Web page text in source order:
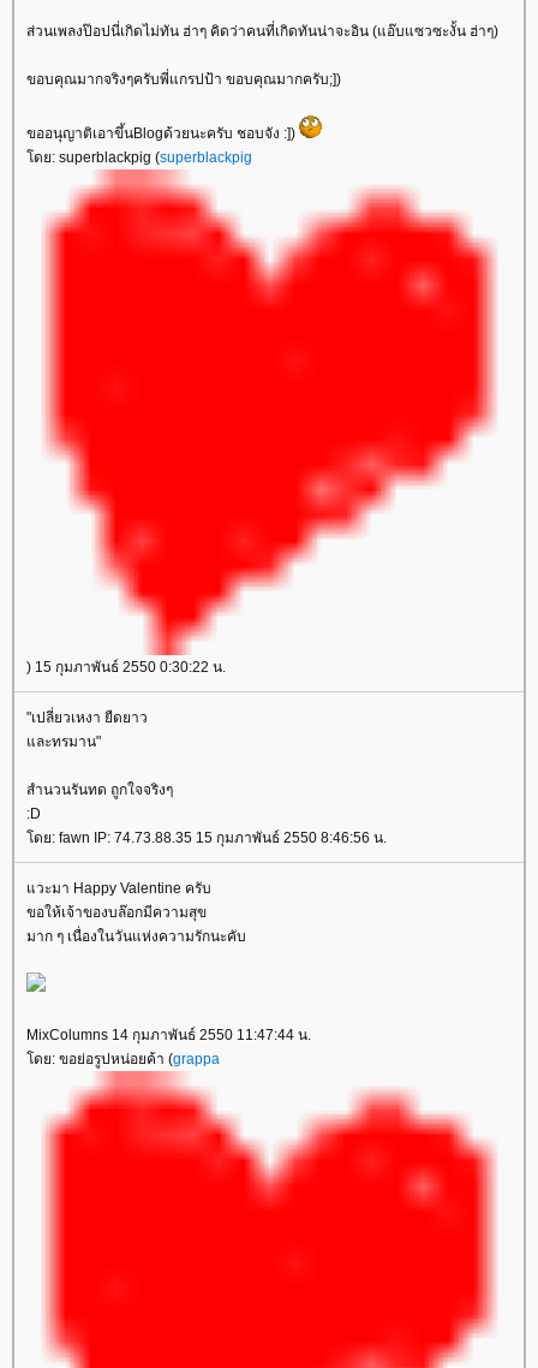
ส่วนเพลงป๊อปนี่เกิดไม่ทัน ฮ่าๆ คิดว่าคนที่เกิดทันน่าจะอิน (แอ๊บแซวซะงั้น ฮ่าๆ)
ขอบคุณมากจริงๆครับพี่แกรปป้า ขอบคุณมากครับ;])
ขออนุญาติเอาขึ้นBlogด้วยนะครับ ชอบจัง :])
ดย: superblackpig (superblackpig
) 15 กุมภาพันธ์ 2550 0:30:22 น.
"เปลี่ยวเหงา ยืดยาว
ละทรมาน"
สํานวนรันทด ถูกใจจริงๆ
:D
ดย: fawn IP: 74.73.88.35 15 กุมภาพันธ์ 2550 8:46:56 น.
วะมา Happy Valentine ครับ
ขอให้เจ้าของบล๊อกมีความสุข
มาก ๆ เนื่องในวันแห่งความรักนะคับ
MixColumns 14 กุมภาพันธ์ 2550 11:47:44 น.
ดย: ขอย่อรูปหน่อยค้า (grappa